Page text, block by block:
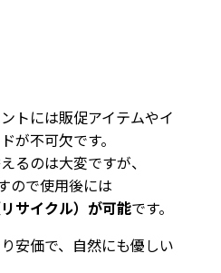
トには販促アイテムやイ
が不可欠です。
るのは大変ですが、
ので使用後には
サイクル）が可能です。
安価で、自然にも優しい